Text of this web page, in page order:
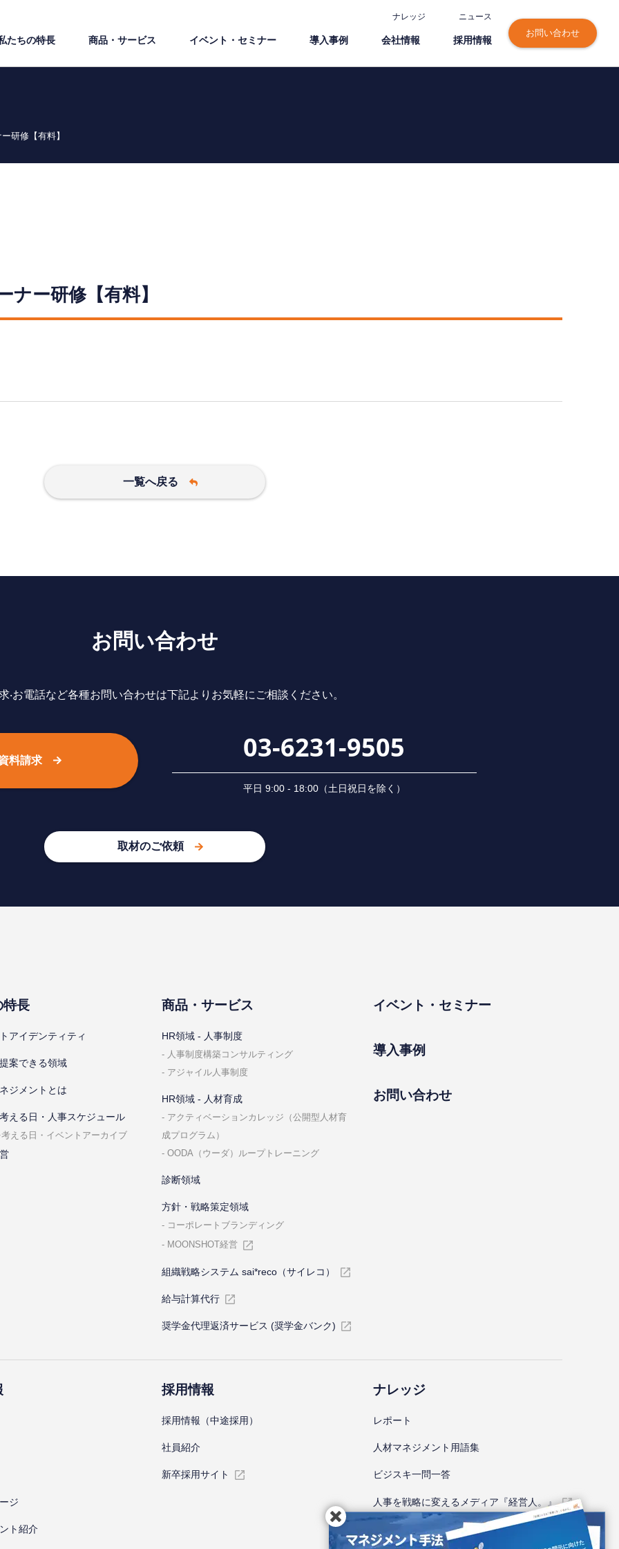
ナレッジ ニュース
たちの特⻑ 商品・サービス イベント・セミナー 導⼊事例 会社情報 採⽤情報
お問い合わせ
研修【有料】
ー研修【有料】
一覧へ戻る
お問い合わせ
‧お電話など各種お問い合わせは下記よりお気軽にご相談ください。
料請求 03-6231-9505
平⽇ 9:00 - 18:00（⼟⽇祝⽇を除く）
取材のご依頼
特⻑
アイデンティティ
案できる領域
ジメントとは
える⽇・⼈事スケジュール
える⽇・イベントアーカイブ
商品・サービス
HR領域 - ⼈事制度
⼈事制度構築コンサルティング
アジャイル⼈事制度
HR領域 - ⼈材育成
アクティベーションカレッジ（公開型⼈材育
成プログラム）
OODA（ウーダ）ループトレーニング
診断領域
⽅針・戦略策定領域
コーポレートブランディング
MOONSHOT経営
組織戦略システム sai*reco（サイレコ）
給与計算代⾏
奨学金代理返済サービス (奨学金バンク)
イベント・セミナー
導⼊事例
お問い合わせ
ジ
ト紹介
採⽤情報
採⽤情報（中途採⽤）
社員紹介
新卒採⽤サイト
ナレッジ
レポート
⼈材マネジメント⽤語集
ビジスキ⼀問⼀答
人事を戦略に変えるメディア『経営人。』